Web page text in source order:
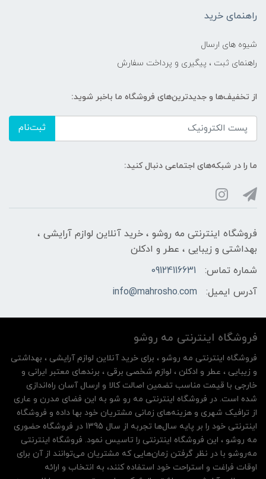
راهنمای خرید
شیوه های ارسال
راهنمای ثبت ، پیگیری و پرداخت سفارش
از تخفیف‌ها و جدیدترین‌های فروشگاه ما باخبر شوید:
ثبت‌نام
ما را در شبکه‌های اجتماعی دنبال کنید:
فروشگاه اینترنتی مه‌ رو‌شو ، خرید آنلاین لوازم آرایشی ،
بهداشتی و زیبایی ، عطر و ادکلن
شماره تماس:
09124116631
آدرس ایمیل:
info@mahrosho.com
فروشگاه اینترنتی مه‌ رو‌شو
فروشگاه اینترنتی مه‌ رو‌شو ، برای خرید آنلاین لوازم آرایشی ، بهداشتی
و زیبایی ، عطر و ادکلن ، لوازم شخصی برقی ، برندهای معتبر ایرانی و
خارجی با قیمت مناسب تضمین اصالت کالا و ارسال آسان راه‌اندازی
شده است. در فروشگاه اینترنتی مه رو شو به این فضای مدرن و عاری
از ترافیک شهری و هزینه‌های زمانی مشتریان خود بها داده و فروشگاه
اینترنتی خود را بر پایه سال‌ها تجربه از سال 1395 در فروشگاه حضوری
مه روشو ، این فروشگاه اینترنتی را تاسیس نمود. فروشگاه اینترنتی
مه‌رو‌شو با در نظر گرفتن زمان‌هایی که مشتریان می‌توانند از آن‌ برای
اوقات فراغت و استراحت خود استفاده کنند، به انتخاب و ارائه